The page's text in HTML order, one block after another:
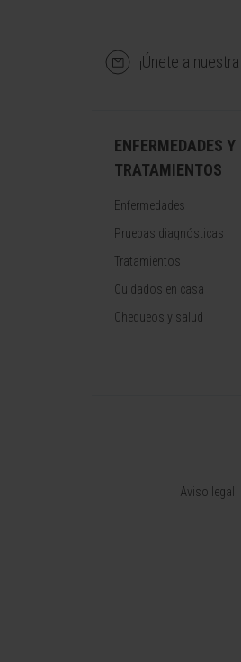
¡Únete a
ENFERMEDADES Y
TRATAMIENTOS
Enfermedades
Pruebas diagnósticas
Tratamientos
Cuidados en casa
Chequeos y salud
Aviso legal